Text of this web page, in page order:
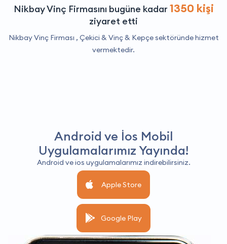
Nikbay Vinç Firmasını bugüne kadar 1350 kişi
ziyaret etti
Nikbay Vinç Firması , Çekici & Vinç & Kepçesektöründe hizmet
vermektedir.
Android ve İos Mobil
Uygulamalarımız Yayında!
Android ve ios uygulamalarımız indirebilirsiniz.
Apple Store
Google Play